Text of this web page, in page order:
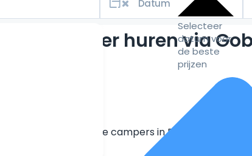
Selecteer
datum voor
de beste
prijzen
camper huren via
aanbod unieke campers in Europa